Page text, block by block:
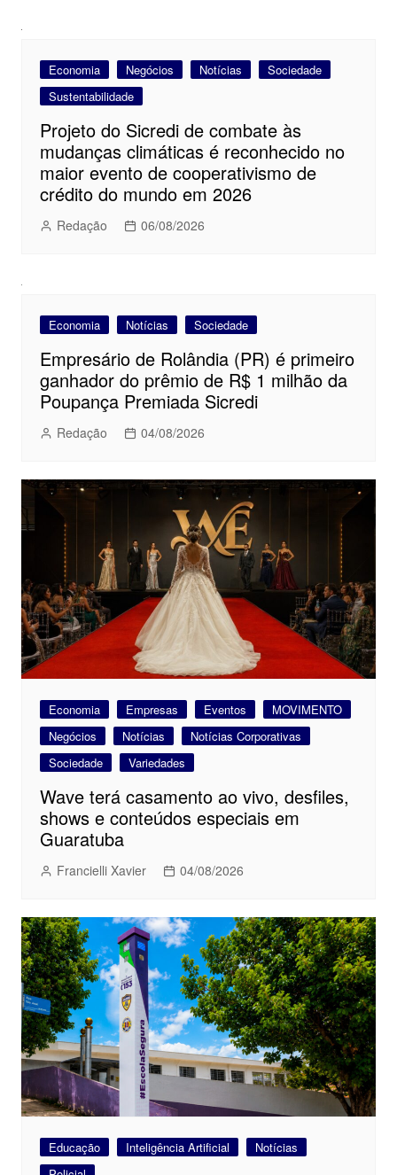
Economia Negócios Notícias
Sociedade
Sustentabilidade
Projeto do Sicredi de combate às
mudanças climáticas é reconhecido no
maior evento de cooperativismo de
crédito do mundo em 2026
Redação 06/08/2026
Economia Notícias Sociedade
Empresário de Rolândia (PR) é primeiro
ganhador do prêmio de R$ 1 milhão da
Poupança Premiada Sicredi
Redação 04/08/2026
Economia Empresas Eventos
MOVIMENTO
Negócios
Notícias
Notícias Corporativas
Sociedade
Variedades
Wave terá casamento ao vivo, desfiles,
shows e conteúdos especiais em
Guaratuba
Francielli Xavier 04/08/2026
Educação Inteligência Artificial
Notícias